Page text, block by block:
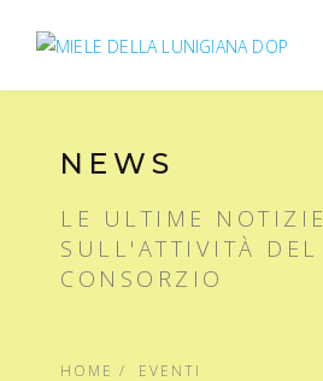
NEWS
LE ULTIME NOTIZIE
SULL'ATTIVITÀ DEL
CONSORZIO
HOME
EVENTI